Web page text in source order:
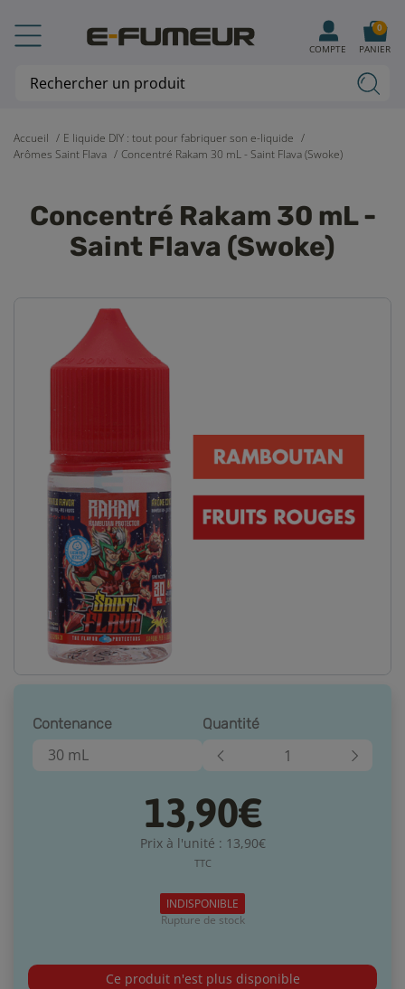
Accueil
E liquide DIY : tout pour fabriquer son e-liquide
Arômes Saint Flava
Concentré Rakam 30 mL - Saint Flava (Swoke)
Concentré Rakam 30 mL -
Saint Flava (Swoke)
Contenance
30 mL
Quantité
13,90€
Prix à l'unité : 13,90€
TTC
INDISPONIBLE
Rupture de stock
Ce produit n'est plus disponible
COMPTE PANIER
0